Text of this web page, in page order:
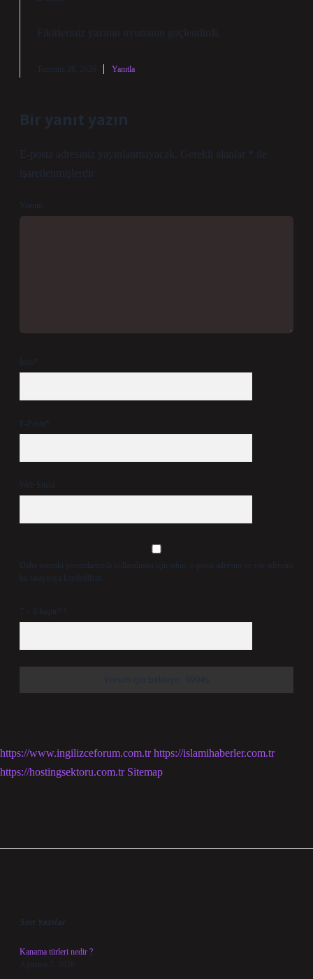
Fikirleriniz yazının uyumunu güçlendirdi.
Temmuz 28, 2026 Yanıtla
Bir yanıt yazın
E-posta adresiniz yayınlanmayacak. Gerekli alanlar
ile
işaretlenmişlerdir
Yorum
İsim*
E-Posta*
Web Sitesi
Daha sonraki yorumlarımda kullanılması için adım, e-posta adresim ve site adresim
bu tarayıcıya kaydedilsin.
7 + 8 kaçtır? *
https://www.ingilizceforum.com.tr https://islamihaberler.com.tr
https://hostingsektoru.com.tr Sitemap
Son Yazılar
Kanama türleri nedir ?
Ağustos 7, 2026